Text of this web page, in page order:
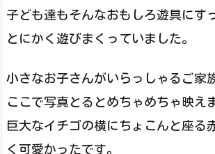
子ども達もそんなおもしろ遊具にす
とにかく遊びまくっていました。
小さなお子さんがいらっしゃるご家
ここで写真とるとめちゃめちゃ映え
巨大なイチゴの横にちょこんと座る
く可愛かったです。